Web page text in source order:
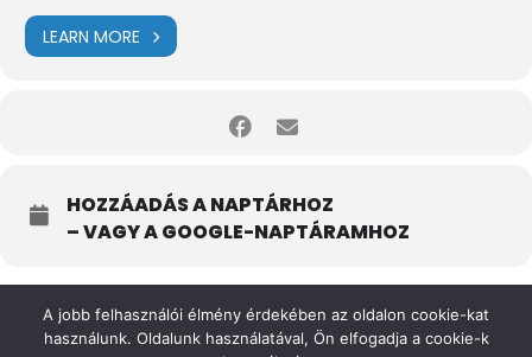
LEARN MORE
HOZZÁADÁS A NAPTÁRHOZ
– VAGY A GOOGLE-NAPTÁRAMHOZ
A jobb felhasználói élmény érdekében az oldalon cookie-kat
használunk. Oldalunk használatával, Ön elfogadja a cookie-k